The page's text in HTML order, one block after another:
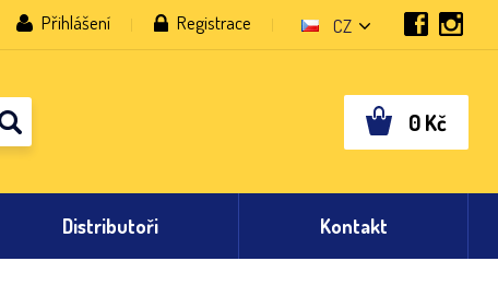
Přihlášení Registrace CZ
0Kč
Distributoři Kontakt